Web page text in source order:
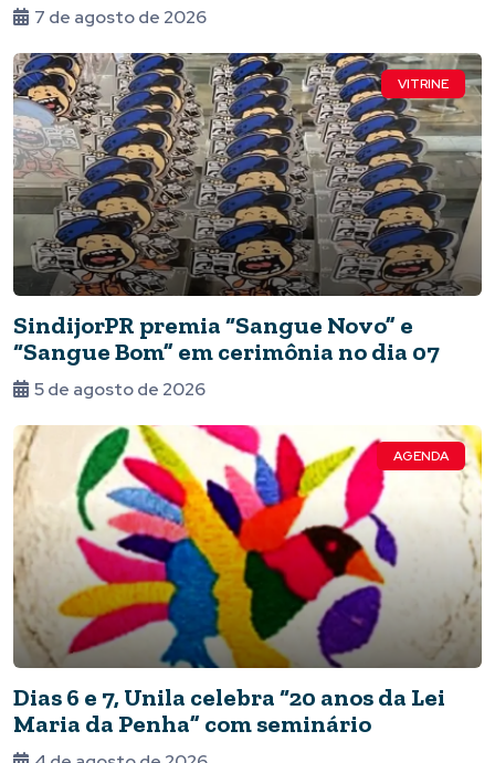
7 de agosto de 2026
VITRINE
SindijorPR premia “Sangue Novo” e
“Sangue Bom” em cerimônia no dia 07
5 de agosto de 2026
AGENDA
Dias 6 e 7, Unila celebra “20 anos da Lei
Maria da Penha” com seminário